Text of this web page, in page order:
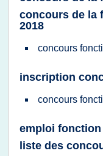
concours de la
2018
concours
inscription
concours
emploi
liste des